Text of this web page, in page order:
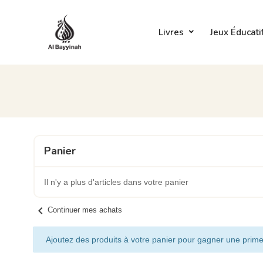
Livres Jeux
Panier
Il n'y a plus d'articles dans votre panier
chevron_left Continuer mes achats
Ajoutez des produits à votre panier pour gagner une